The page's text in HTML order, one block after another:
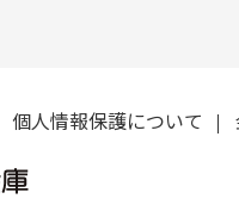
個人情報保護について